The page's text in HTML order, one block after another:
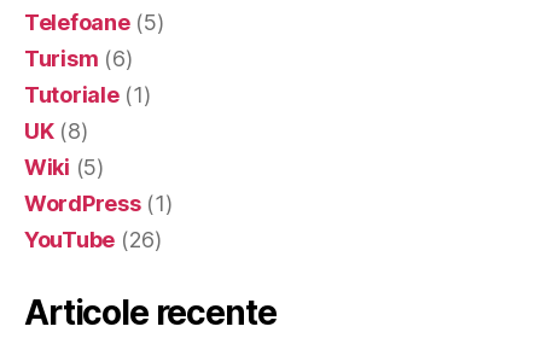
Telefoane(5)
Turism (6)
Tutoriale(1)
UK(8)
Wiki (5)
WordPress(1)
YouTube (26)
Articole recente